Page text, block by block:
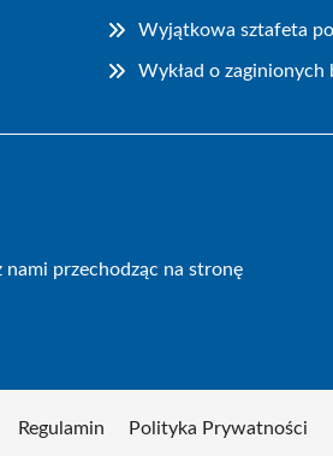
Wyjątkowa sztafeta
Wykład o
nami przechodząc na stronę
Regulamin Polityka Prywatności